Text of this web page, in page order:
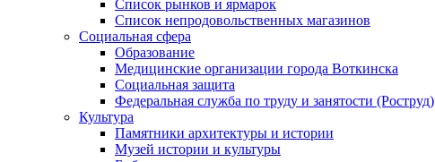
Cписок рынков и ярмарок
Список непродовольственных магазинов
Социальная сфера
Образование
Медицинские организации города Воткинска
Социальная защита
Федеральная служба по труду и занятости (Роструд)
Культура
Памятники архитектуры и истории
Музей истории и культуры